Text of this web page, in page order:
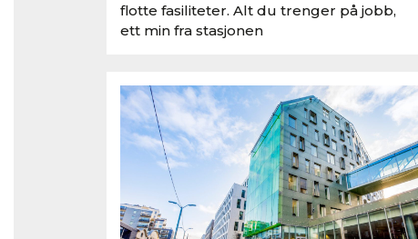
flotte fasiliteter. Alt du trenger på jobb,
ett min fra stasjonen